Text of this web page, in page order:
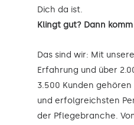
Dich da ist.
Klingt gut? Dann
Das sind wir: Mit
Erfahrung und über
3.500 Kunden
und erfolgreichsten
der Pflegebranche.